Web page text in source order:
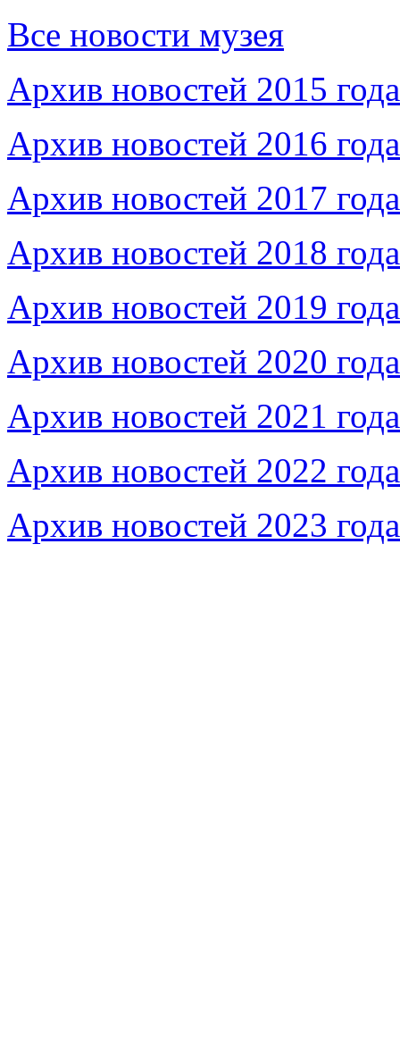
Все новости музея
Архив новостей 2015 года
Архив новостей 2016 года
Архив новостей 2017 года
Архив новостей 2018 года
Архив новостей 2019 года
Архив новостей 2020 года
Архив новостей 2021 года
Архив новостей 2022 года
Архив новостей 2023 года